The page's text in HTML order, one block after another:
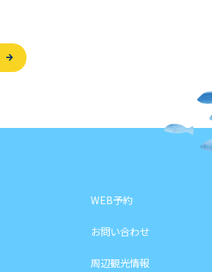
WEB予約
お問い合わせ
周辺観光情報